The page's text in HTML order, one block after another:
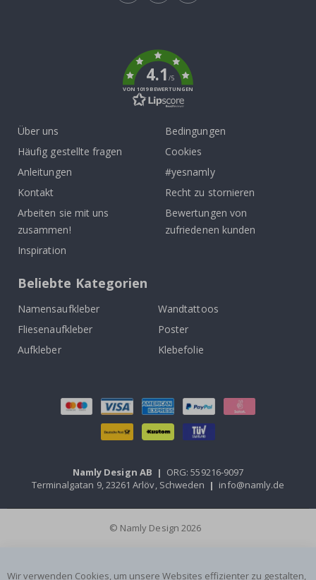
4.1/5
VON 1019 BEWERTUNGEN
Über uns
Häufig gestellte fragen
Anleitungen
Kontakt
Arbeiten sie mit uns
zusammen!
Inspiration
Bedingungen
Cookies
#yesnamly
Recht zu stornieren
Bewertungen von
zufriedenen kunden
Beliebte Kategorien
Namensaufkleber
Wandtattoos
Fliesenaufkleber
Poster
Aufkleber
Klebefolie
Namly Design AB | ORG: 559216-9097
Terminalgatan 9, 23261 Arlöv, Schweden | info@namly.de
© Namly Design 2026
Wir verwenden Cookies, um unsere Websites effizienter zu gestalten,